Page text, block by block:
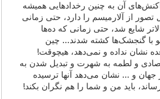
آن به چنین رخدادهایی همیشه
از آلارمیسم را دارد، حتی زمانی
شایع شد، حتی زمانی که ده‌ها
با گنجشک‌ها کشته شدند... چین
نشان نداده و نمی‌دهد، هیچوقت!
و لطمه به شهرت و تبدیل شدن به
جهان و ... نشان می‌دهد آنها ترسیده